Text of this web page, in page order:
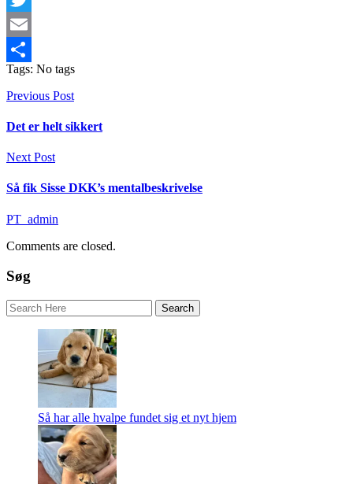
Twitter
Email
Share
Tags: No tags
Previous Post
Det er helt sikkert
Next Post
Så fik Sisse DKK’s mentalbeskrivelse
PT_admin
Comments are closed.
Søg
Så har alle hvalpe fundet sig et nyt hjem